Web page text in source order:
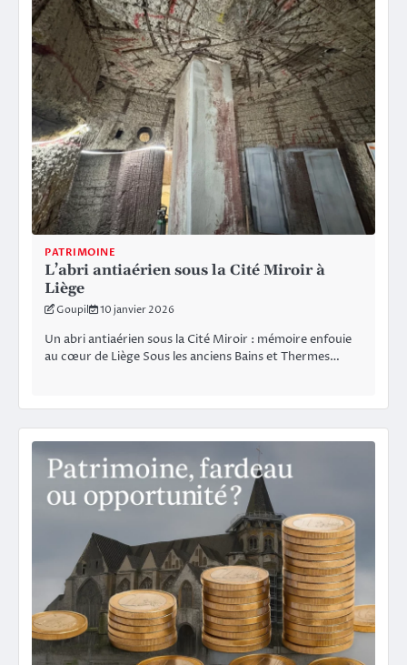
PATRIMOINE
L’abri antiaérien sous la Cité Miroir à
Liège
Goupil 10 janvier 2026
Un abri antiaérien sous la Cité Miroir : mémoire enfouie
au cœur de Liège Sous les anciens Bains et Thermes…